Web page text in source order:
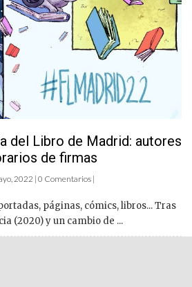
del Libro de Madrid: autores
de firmas
2022 | 0 Comentarios |
páginas, cómics, libros... Tras
(2020) y un cambio de ...